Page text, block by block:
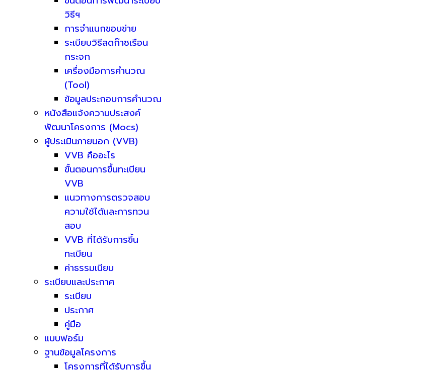
วิธีฯ
การจำแนกขอบข่าย
ระเบียบวิธีลดก๊าซเรือน
กระจก
เครื่องมือการคำนวณ
(Tool)
ข้อมูลประกอบการคำนวณ
หนังสือแจ้งความประสงค์
พัฒนาโครงการ (Mocs)
ผู้ประเมินภายนอก (VVB)
VVB คืออะไร
ขั้นตอนการขึ้นทะเบียน
VVB
แนวทางการตรวจสอบ
ความใช้ได้และการทวน
สอบ
VVB ที่ได้รับการขึ้น
ทะเบียน
ค่าธรรมเนียม
ระเบียบและประกาศ
ระเบียบ
ประกาศ
คู่มือ
แบบฟอร์ม
ฐานข้อมูลโครงการ
โครงการที่ได้รับการขึ้น